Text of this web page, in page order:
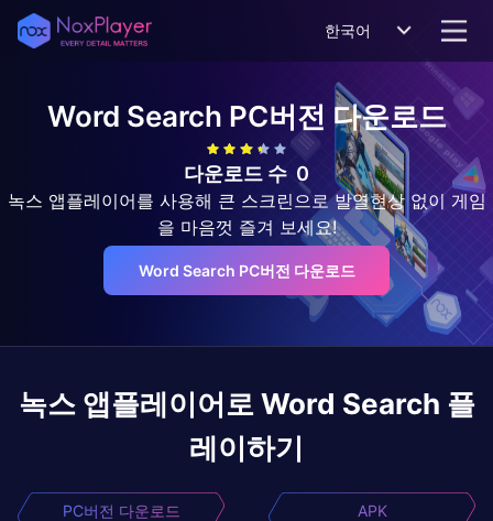
한국어
Word Search PC버전 다운로드
다운로드 수 0
녹스 앱플레이어를 사용해 큰 스크린으로 발열현상 없이 게임
을 마음껏 즐겨 보세요!
Word Search PC버전 다운로드
녹스 앱플레이어로 Word Search 플
레이하기
PC버전 다운로드 APK